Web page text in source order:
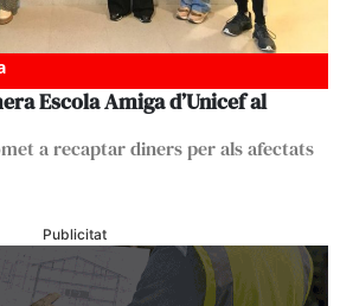
Escola Amiga d’Unicef al
a recaptar diners per als afectats
Publicitat